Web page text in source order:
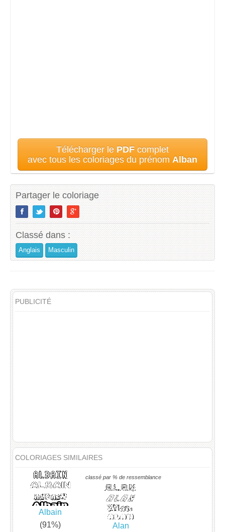
Télécharger le PDF complet
avec tous les coloriages du prénom Alban
Partager le coloriage
Classé dans :
Anglais Masculin
PUBLICITÉ
COLORIAGES SIMILAIRES
classé par % de ressemblance
Albain
(91%)
Alan